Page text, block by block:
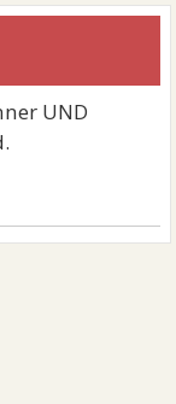
UND